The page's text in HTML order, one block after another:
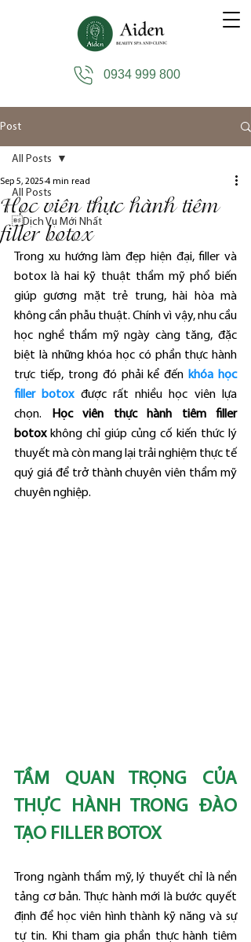
0934 999 800
Post
All Posts
Dịch Vụ Mới Nhất
All Posts
Học viên thực hành tiêm
filler botox
Sep 5, 2025 4 min read
Trong xu hướng làm đẹp hiện đại, filler và
botox là hai kỹ thuật thẩm mỹ phổ biến
giúp gương mặt trẻ trung, hài hòa mà
không cần phẫu thuật. Chính vì vậy, nhu cầu
học nghề thẩm mỹ ngày càng tăng, đặc
biệt là những khóa học có phần thực hành
trực tiếp, trong đó phải kể đến khóa học
filler botox được rất nhiều học viên lựa
chọn.
Học viên thực hành tiêm filler
botox không chỉ giúp củng cố kiến thức lý
thuyết mà còn mang lại trải nghiệm thực tế
quý giá để trở thành chuyên viên thẩm mỹ
chuyên nghiệp.
TẦM QUAN TRỌNG CỦA
THỰC HÀNH TRONG ĐÀO
TẠO FILLER BOTOX
Trong ngành thẩm mỹ, lý thuyết chỉ là nền
tảng cơ bản. Thực hành mới là bước quyết
định để học viên hình thành kỹ năng và sự
tự tin. Khi tham gia phần thực hành tiêm